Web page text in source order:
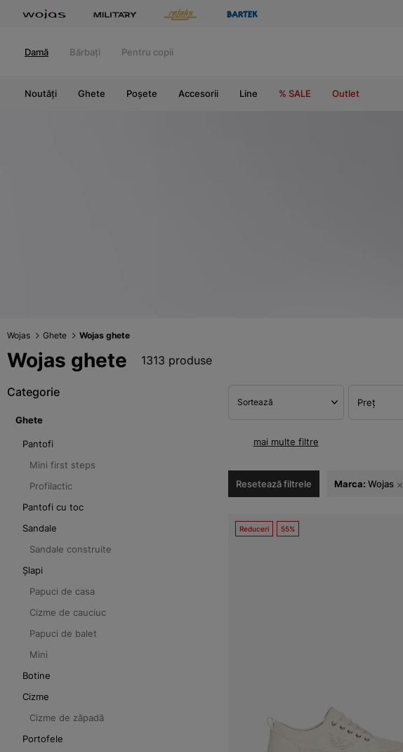
Damă Bărbați Pentru copii
Noutăți Ghete Poșete Accesorii Line % SALE Outlet
Wojas Ghete Wojas ghete
Wojas ghete 1313 produse
Categorie
Ghete
Pantofi
Mini first steps
Profilactic
Pantofi cu toc
Sandale
Sandale construite
Șlapi
Papuci de casa
Cizme de cauciuc
Papuci de balet
Mini
Botine
Cizme
Cizme de zăpadă
Portofele
Sortează Preț
mai multe filtre
Resetează filtrele Marca: Wojas
Reduceri 55%